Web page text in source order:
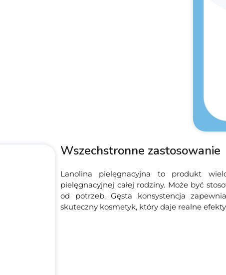
Wszechstronne zastosowanie
Lanolina pielęgnacyjna to produkt
pielęgnacyjnej całej rodziny. Może być
od potrzeb. Gęsta konsystencja
skuteczny kosmetyk, który daje realne